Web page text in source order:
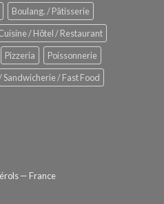
Boulang. / Pâtisserie
/ Hôtel / Restaurant
Pizzeria
Poissonnerie
Sandwicherie / Fast Food
— France